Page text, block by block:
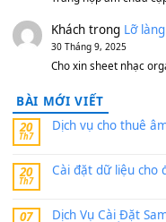
11 Tháng 7, 2026
https://
sx900-psr-sx700/
thaibaoduong68
PSR-SX900 và
24 Tháng 4, 2026
Có giữ liệu 720 ko
thaitoanorg
24 Tháng 4, 2026